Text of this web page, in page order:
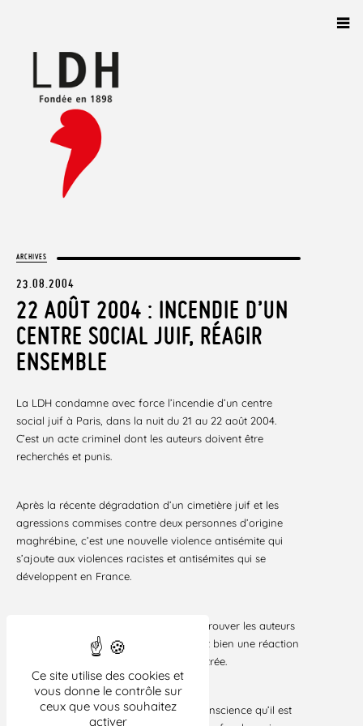
Ce site utilise des cookies et
vous donne le contrôle sur
ceux que vous souhaitez
activer
ARCHIVES
23.08.2004
22 AOÛT 2004 : INCENDIE D’UN
CENTRE SOCIAL JUIF, RÉAGIR
ENSEMBLE
La LDH condamne avec force l’incendie d’un centre
social juif à Paris, dans la nuit du 21 au 22 août 2004.
C’est un acte criminel dont les auteurs doivent être
recherchés et punis.
Après la récente dégradation d’un cimetière juif et les
agressions commises contre deux personnes d’origine
maghrébine, c’est une nouvelle violence antisémite qui
s’ajoute aux violences racistes et antisémites qui se
développent en France.
Au delà de l’impérieuse nécessité de retrouver les auteurs
de tels actes et de les sanctionner, c’est bien une réaction
collective qui doit s’exprimer dès la rentrée.
La LDH souhaite que chacun prenne conscience qu’il est